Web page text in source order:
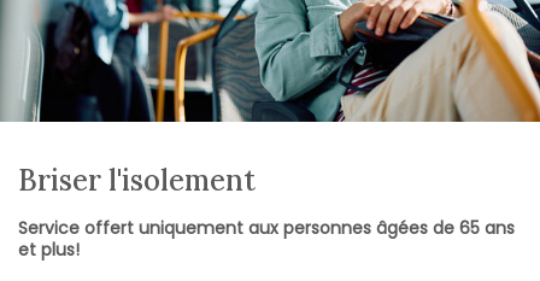
Briser l'isolement
Service offert uniquement aux personnes âgées de 65 ans
et plus!